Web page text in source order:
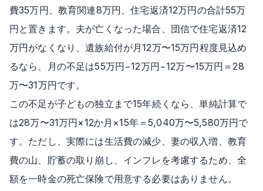
費35万円、教育関連8万円、住宅返済12万円の合計55万
円と置きます。夫が亡くなった場合、団信で住宅返済12
万円がなくなり、遺族給付が月12万〜15万円程度見込め
るなら、月の不足は55万円−12万円−12万〜15万円＝28
万〜31万円です。
この不足が子どもの独立まで15年続くなら、単純計算で
は28万〜31万円×12か月×15年＝5,040万〜5,580万円で
す。ただし、実際には生活費の減少、妻の収入増、教育
費の山、貯蓄の取り崩し、インフレを考慮するため、全
額を一時金の死亡保険で用意する必要はありません。